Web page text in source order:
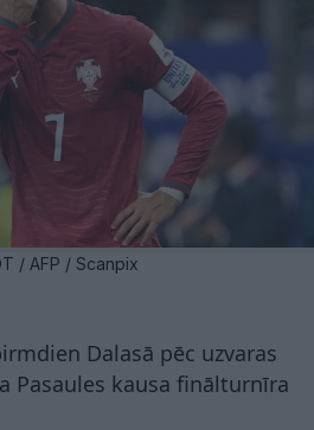
/ AFP / Scanpix
Dalasā pēc uzvaras
Pasaules kausa finālturnīra